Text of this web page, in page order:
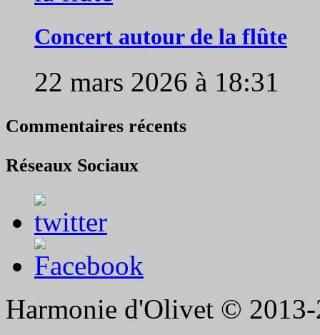
Concert autour de la flûte
22 mars 2026 à 18:31
Commentaires récents
Réseaux Sociaux
Harmonie d'Olivet © 2013-